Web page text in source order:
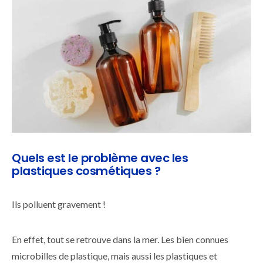
Quels est le problème avec les
plastiques cosmétiques ?
Ils polluent gravement !
En effet, tout se retrouve dans la mer. Les bien connues
microbilles de plastique, mais aussi les plastiques et